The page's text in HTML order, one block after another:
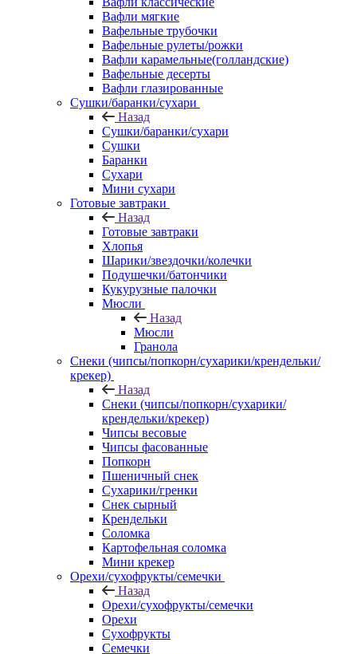
Вафли мягкие
Вафельные трубочки
Вафельные рулеты/рожки
Вафли карамельные(голландские)
Вафельные десерты
Вафли глазированные
Сушки/баранки/сухари
Назад
Сушки/баранки/сухари
Сушки
Баранки
Сухари
Мини сухари
Готовые завтраки
Назад
Готовые завтраки
Хлопья
Шарики/звездочки/колечки
Подушечки/батончики
Кукурузные палочки
Мюсли
Назад
Мюсли
Гранола
Снеки (чипсы/попкорн/сухарики/крендельки/
крекер)
Назад
Снеки (чипсы/попкорн/сухарики/
крендельки/крекер)
Чипсы весовые
Чипсы фасованные
Попкорн
Пшеничный снек
Сухарики/гренки
Снек сырный
Крендельки
Соломка
Картофельная соломка
Мини крекер
Орехи/сухофрукты/семечки
Назад
Орехи/сухофрукты/семечки
Орехи
Сухофрукты
Семечки